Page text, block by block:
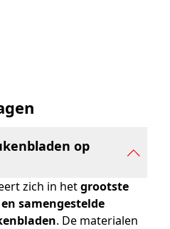
op
zich in hetgrootste
samengestelde
. De materialen